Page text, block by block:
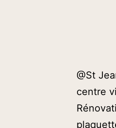
@St
centre